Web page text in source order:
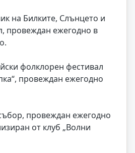
на Билките, Слънцето и
провеждан ежегодно в
фолклорен фестивал
провеждан ежегодно
провеждан ежегодно
от клуб „Волни